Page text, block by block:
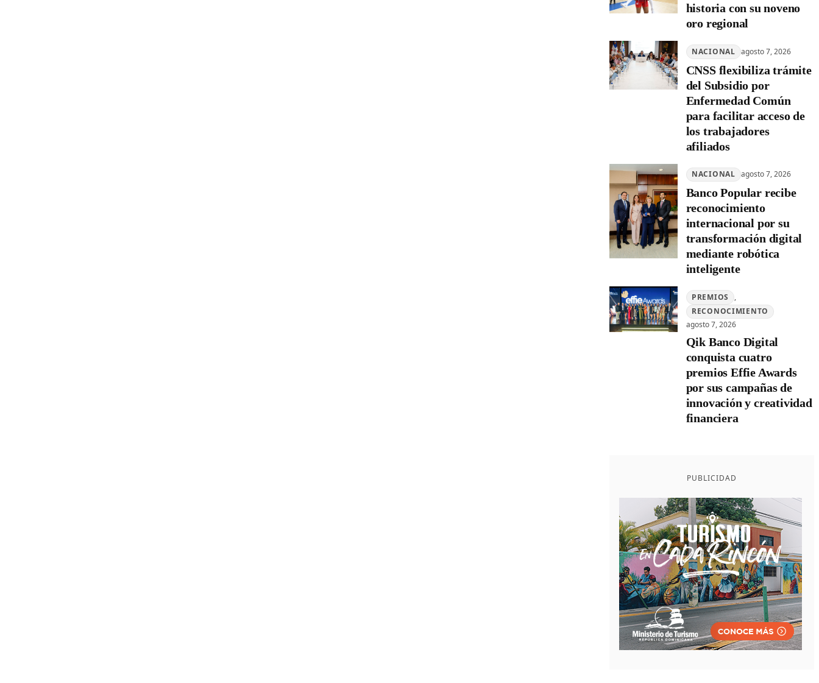
historia con su noveno
oro regional
NACIONAL agosto 7, 2026
CNSS flexibiliza trámite
del Subsidio por
Enfermedad Común
para facilitar acceso de
los trabajadores
afiliados
NACIONAL agosto 7, 2026
Banco Popular recibe
reconocimiento
internacional por su
transformación digital
mediante robótica
inteligente
PREMIOS
,
RECONOCIMIENTO
agosto 7, 2026
Qik Banco Digital
conquista cuatro
premios Effie Awards
por sus campañas de
innovación y creatividad
financiera
PUBLICIDAD